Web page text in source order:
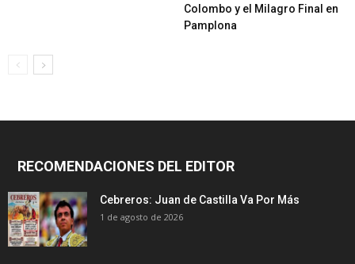
Colombo y el Milagro Final en
Pamplona
RECOMENDACIONES DEL EDITOR
Cebreros: Juan de Castilla Va Por Más
1 de agosto de 2026